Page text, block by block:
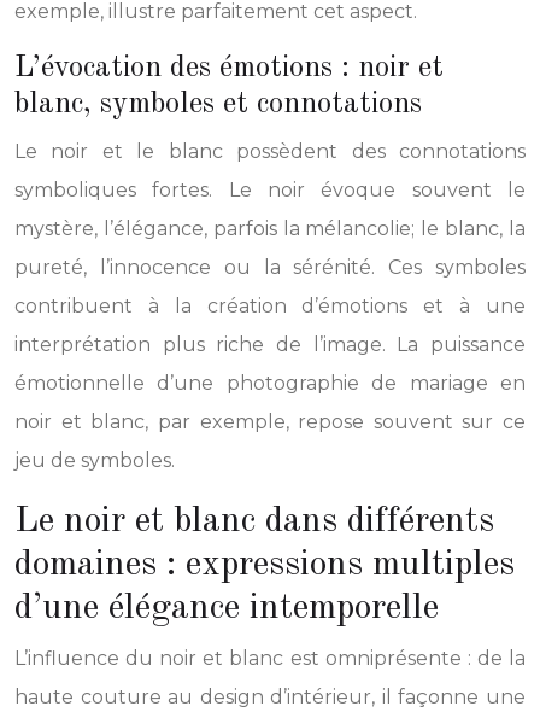
exemple, illustre parfaitement cet aspect.
L’évocation des émotions : noir et
blanc, symboles et connotations
Le noir et le blanc possèdent des connotations
symboliques fortes. Le noir évoque souvent le
mystère, l’élégance, parfois la mélancolie; le blanc, la
pureté, l’innocence ou la sérénité. Ces symboles
contribuent à la création d’émotions et à une
interprétation plus riche de l’image. La puissance
émotionnelle d’une photographie de mariage en
noir et blanc, par exemple, repose souvent sur ce
jeu de symboles.
Le noir et blanc dans différents
domaines : expressions multiples
d’une élégance intemporelle
L’influence du noir et blanc est omniprésente : de la
haute couture au design d’intérieur, il façonne une